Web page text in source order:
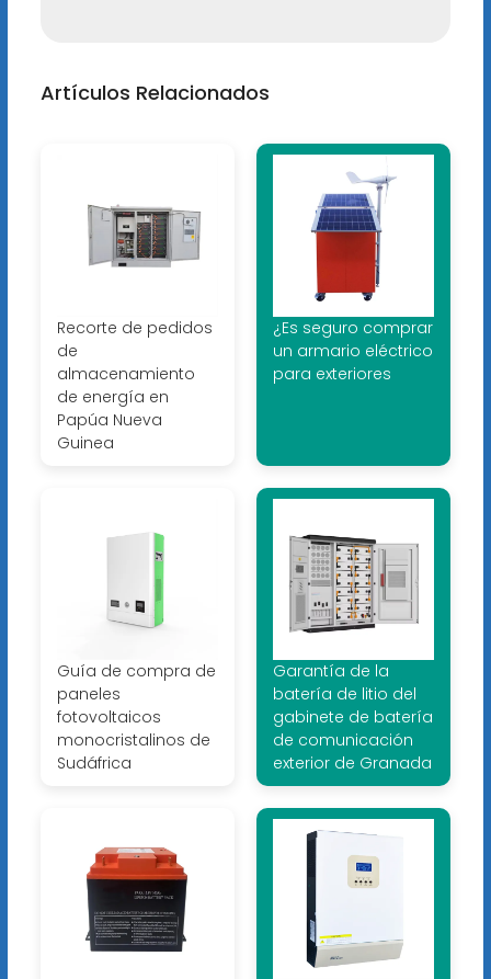
Artículos Relacionados
Recorte de pedidos
de
almacenamiento
de energía en
Papúa Nueva
Guinea
¿Es seguro comprar
un armario eléctrico
para exteriores
Guía de compra de
paneles
fotovoltaicos
monocristalinos de
Sudáfrica
Garantía de la
batería de litio del
gabinete de batería
de comunicación
exterior de Granada